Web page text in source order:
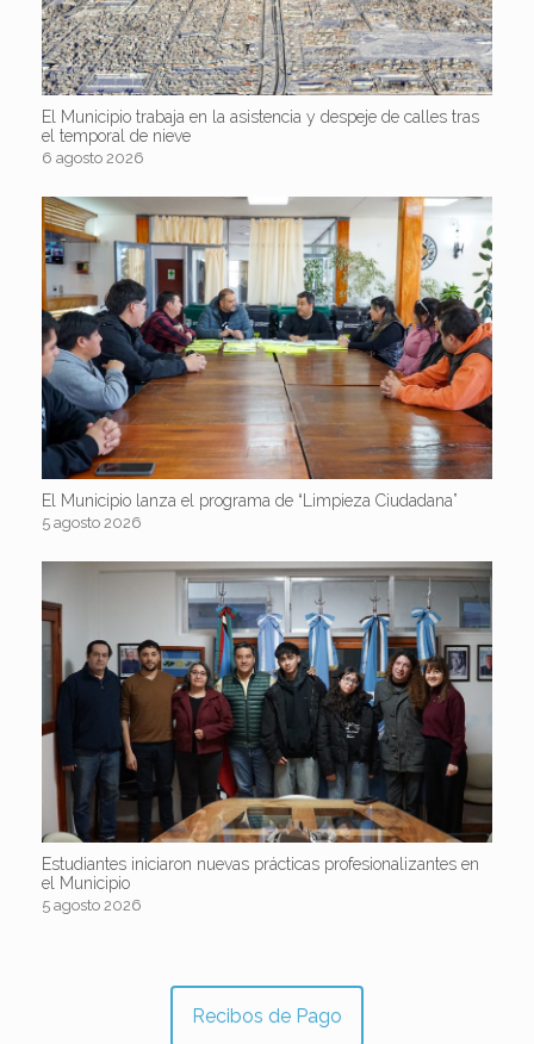
El Municipio trabaja en la asistencia y despeje de calles tras
el temporal de nieve
6 agosto 2026
El Municipio lanza el programa de “Limpieza Ciudadana”
5 agosto 2026
Estudiantes iniciaron nuevas prácticas profesionalizantes en
el Municipio
5 agosto 2026
Recibos de Pago